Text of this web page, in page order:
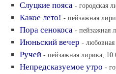
Слуцкие пояса - городская
Какое лето! - пейзажная
Пора сенокоса - пейзажная
Июньский вечер - любовная
Ручей - пейзажная лирика,
Непредсказуемое утро -